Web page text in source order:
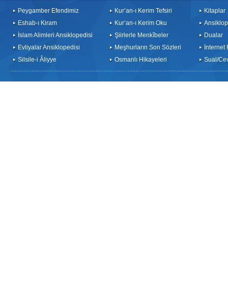
Peygamber Efendimiz
Eshab-ı Kiram
İslam Alimleri Ansiklopedisi
Evliyalar Ansiklopedisi
Silsile-i Âliyye
Kur’an-ı Kerim Tefsiri
Kur’an-ı Kerim Oku
Şiirlerle Menkîbeler
Meşhurların Son Sözleri
Osmanlı Hikayeleri
Kitaplar
Dualar
İnternet
Sual/